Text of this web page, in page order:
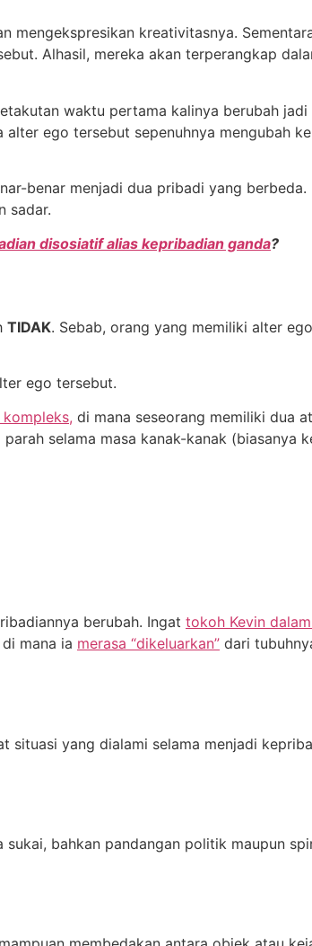
mengekspresikan kreativitasnya.
Alhasil, mereka akan terperangkap
waktu pertama kalinya berubah jadi
alter ego tersebut sepenuhnya mengubah
benar menjadi dua pribadi yang berbeda.
sadar.
disosiatif alias kepribadian ganda?
TIDAK. Sebab, orang yang memiliki alter
ego tersebut.
di mana seseorang memiliki dua
selama masa kanak-kanak (biasanya
berubah. Ingat tokoh Kevin
mana ia merasa “dikeluarkan” dari
situasi yang dialami selama menjadi
bahkan pandangan politik maupun